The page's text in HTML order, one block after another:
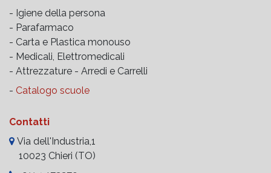
- Igiene della persona
- Parafarmaco
- Carta e Plastica monouso
- Medicali, Elettromedicali
- Attrezzature - Arredi e Carrelli
- Catalogo scuole
Contatti
Via dell'Industria,1
10023 Chieri (TO)